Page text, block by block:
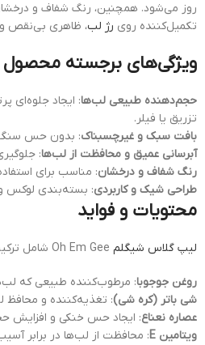
روز می‌شود. همچنین، رنگ شفاف و
تکمیل‌کننده روی رژ لب، ظاهری بی‌نقص و
ویژگی‌های برجسته محصول
حجم‌دهنده طبیعی لب‌ها: ایجاد جلوه‌ای
تزریق یا فیلر.
بافت سبک و غیرچسبناک: بدون حس
آبرسانی عمیق و محافظت از لب‌ها:
رنگ شفاف و درخشان: مناسب برای
طراحی شیک و کاربردی: بسته‌بندی لوکس و
محتویات و فواید
لیپ گلاس شیگلم
روغن جوجوبا: مرطوب‌کننده طبیعی که
شی باتر (کره شی): تغذیه‌کننده و محافظ
عصاره نعناع: ایجاد حس خنکی و افزایش
ویتامین E
: محافظت از لب‌ها در برابر